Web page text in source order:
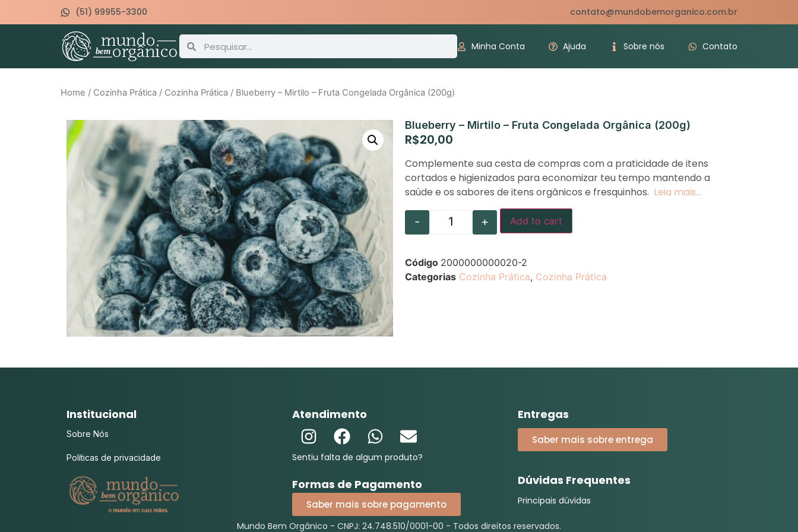
(51) 99955-3300 contato@mundobemorganico.com.br
Minha Conta Ajuda Sobre nós Contato
Home / Cozinha Prática / Cozinha Prática / Blueberry – Mirtilo – Fruta Congelada Orgânica (200g)
Blueberry – Mirtilo – Fruta Congelada Orgânica (200g)
R$20,00
Complemente sua cesta de compras com a praticidade de itens
cortados e higienizados para economizar teu tempo mantendo a
saúde e os sabores de itens orgânicos e fresquinhos. Leia mais…
- + Add to cart
Código 2000000000020-2
Categorias Cozinha Prática, Cozinha Prática
Institucional
Sobre Nós
Políticas de privacidade
Atendimento
Sentiu falta de algum produto?
Formas de Pagamento
Saber mais sobre pagamento
Entregas
Saber mais sobre entrega
Dúvidas Frequentes
Principais dúvidas
Mundo Bem Orgânico - CNPJ: 24.748.510/0001-00 - Todos direitos reservados.